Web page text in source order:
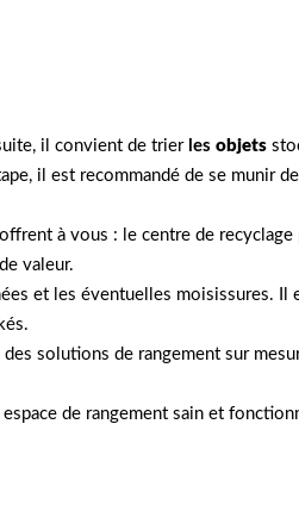
il convient de trier les objets
il est recommandé de se munir
à vous : le centre de recyclage
valeur.
et les éventuelles moisissures. Il
solutions de rangement sur
de rangement sain et